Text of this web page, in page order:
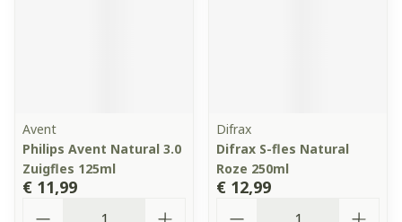
Avent
Philips Avent Natural 3.0
Zuigfles 125ml
€ 11,99
Difrax
Difrax S-fles Natural
Roze 250ml
€ 12,99